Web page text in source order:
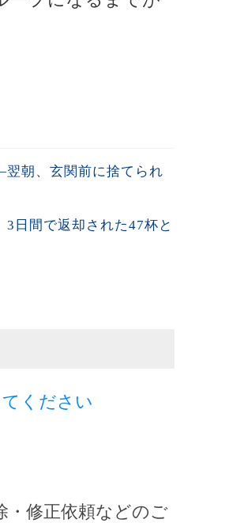
朝、玄関前に捨てられ
日間で返却された47杯と
ください
・修正依頼などのご